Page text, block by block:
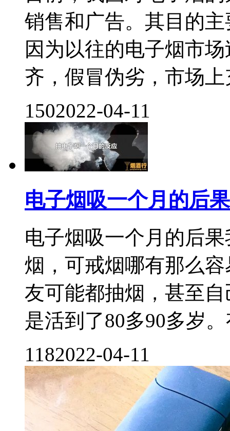
销售和广告。其目的
因为以往的电子烟市
齐，假冒伪劣，市场上
1502022-04-11
电子烟吸一个月的后
电子烟吸一个月的后
烟，可戒烟哪有那么
友可能都抽烟，甚至
是活到了80多90多岁
1182022-04-11